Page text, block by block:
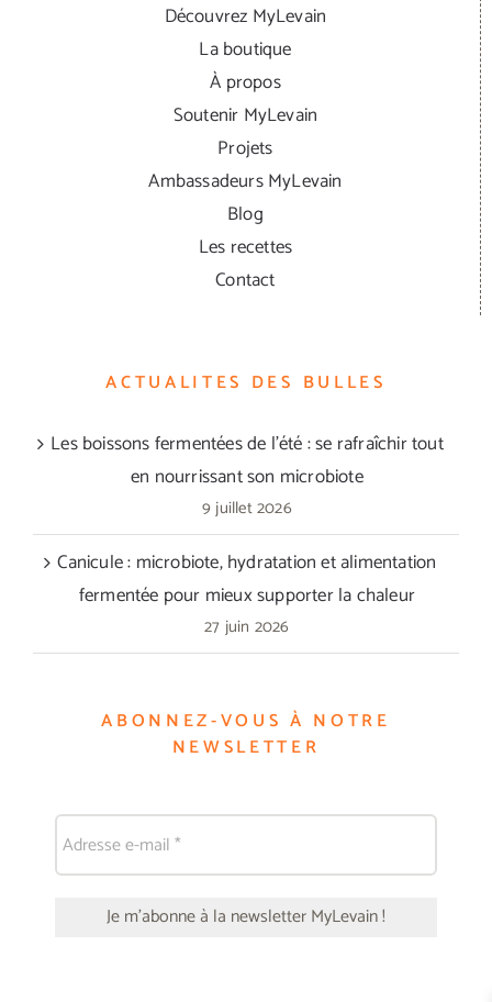
Découvrez MyLevain
La boutique
À propos
Soutenir MyLevain
Projets
Ambassadeurs MyLevain
Blog
Les recettes
Contact
ACTUALITES DES BULLES
Les boissons fermentées de l’été : se rafraîchir tout
en nourrissant son microbiote
9 juillet 2026
Canicule : microbiote, hydratation et alimentation
fermentée pour mieux supporter la chaleur
27 juin 2026
ABONNEZ-VOUS À NOTRE
NEWSLETTER